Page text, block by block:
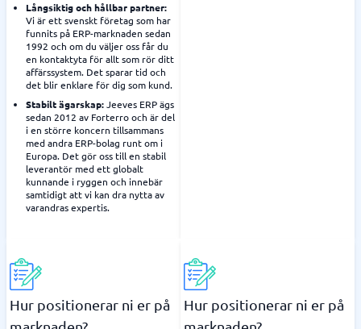
Långsiktig och hållbar partner:
Vi är ett svenskt företag som har
funnits på ERP-marknaden sedan
1992 och om du väljer oss får du
en kontaktyta för allt som rör ditt
affärssystem. Det sparar tid och
det blir enklare för dig som kund.
Stabilt ägarskap:Jeeves ERP ägs
sedan 2012 av Forterro och är del
i en större koncern tillsammans
med andra ERP-bolag runt om i
Europa. Det gör oss till en stabil
leverantör med ett globalt
kunnande i ryggen och innebär
samtidigt att vi kan dra nytta av
varandras expertis.
Hur positionerar ni er på
Hur positionerar ni er på